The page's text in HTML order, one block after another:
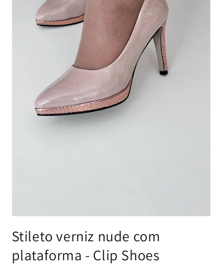
1
in
modal
Stileto verniz nude com
plataforma - Clip Shoes